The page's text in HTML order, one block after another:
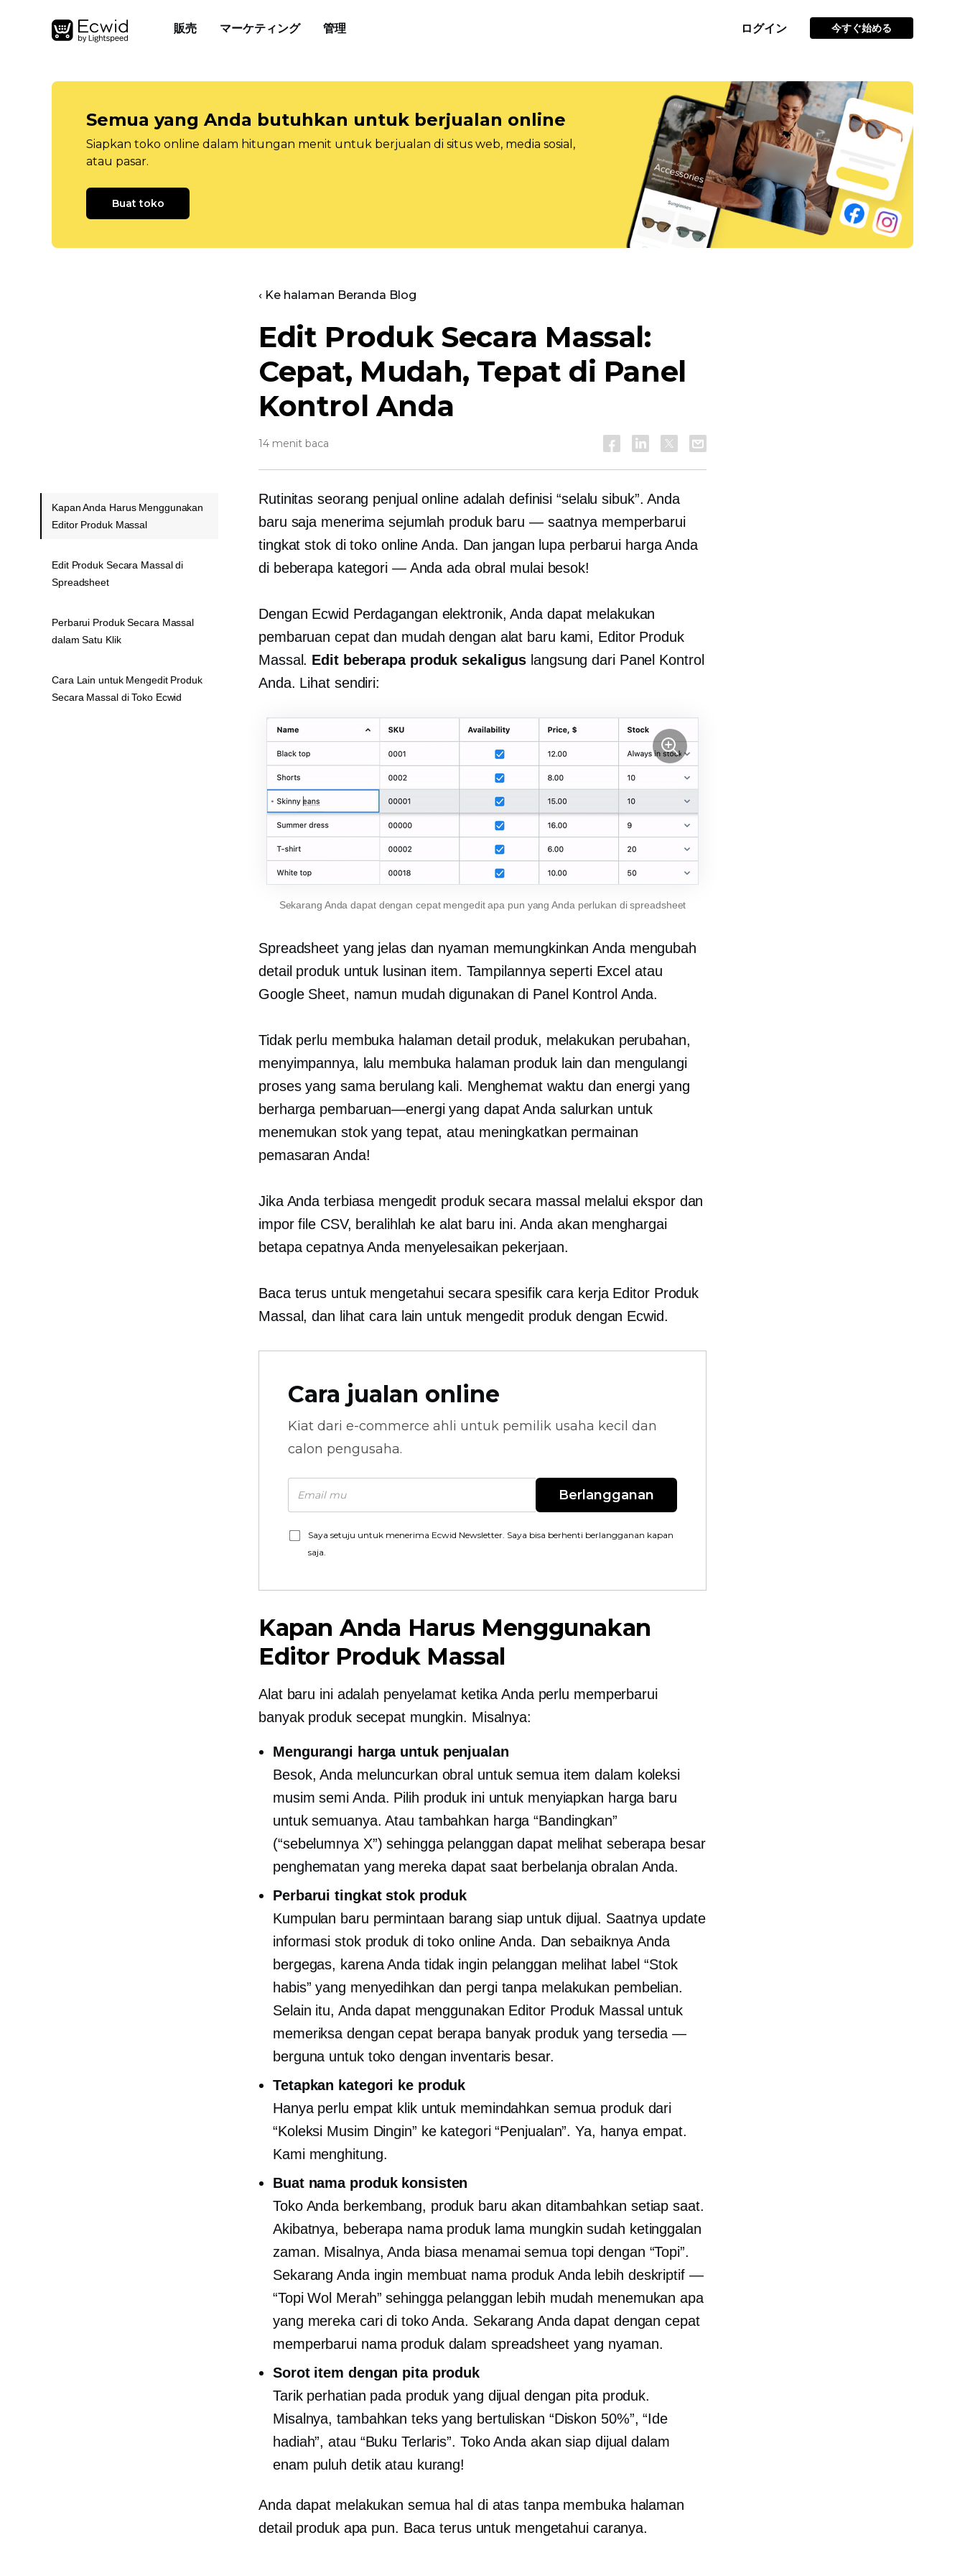
販売 マーケティング 管理 ログイン 今すぐ始める
Semua yang Anda butuhkan untuk berjualan online
Siapkan toko online dalam hitungan menit untuk berjualan di situs web, media sosial,
atau pasar.
Buat toko
‹ Ke halaman Beranda Blog
Edit Produk Secara Massal:
Cepat, Mudah, Tepat di Panel
Kontrol Anda
14 menit baca
Rutinitas seorang penjual online adalah definisi “selalu sibuk”. Anda
baru saja menerima sejumlah produk baru — saatnya memperbarui
tingkat stok di toko online Anda. Dan jangan lupa perbarui harga Anda
di beberapa kategori — Anda ada obral mulai besok!
Dengan Ecwid Perdagangan elektronik, Anda dapat melakukan
pembaruan cepat dan mudah dengan alat baru kami, Editor Produk
Massal. Edit beberapa produk sekaligus langsung dari Panel Kontrol
Anda. Lihat sendiri:
Sekarang Anda dapat dengan cepat mengedit apa pun yang Anda perlukan di spreadsheet
Spreadsheet yang jelas dan nyaman memungkinkan Anda mengubah
detail produk untuk lusinan item. Tampilannya seperti Excel atau
Google Sheet, namun mudah digunakan di Panel Kontrol Anda.
Tidak perlu membuka halaman detail produk, melakukan perubahan,
menyimpannya, lalu membuka halaman produk lain dan mengulangi
proses yang sama berulang kali. Menghemat waktu dan energi yang
berharga pembaruan—energiyang dapat Anda salurkan untuk
menemukan stok yang tepat, atau meningkatkan permainan
pemasaran Anda!
Jika Anda terbiasa mengedit produk secara massal melalui ekspor dan
impor file CSV, beralihlah ke alat baru ini. Anda akan menghargai
betapa cepatnya Anda menyelesaikan pekerjaan.
Baca terus untuk mengetahui secara spesifik cara kerja Editor Produk
Massal, dan lihat cara lain untuk mengedit produk dengan Ecwid.
Cara jualan online
Kiat dari e-commerce ahli untuk pemilik usaha kecil dan
calon pengusaha.
Berlangganan
Saya setuju untuk menerima Ecwid Newsletter. Saya bisa berhenti berlangganan kapan
saja.
Kapan Anda Harus Menggunakan
Editor Produk Massal
Alat baru ini adalah penyelamat ketika Anda perlu memperbarui
banyak produk secepat mungkin. Misalnya:
Mengurangi harga untuk penjualan
Besok, Anda meluncurkan obral untuk semua item dalam koleksi
musim semi Anda. Pilih produk ini untuk menyiapkan harga baru
untuk semuanya. Atau tambahkan harga “Bandingkan”
(“sebelumnya X”) sehingga pelanggan dapat melihat seberapa besar
penghematan yang mereka dapat saat berbelanja obralan Anda.
Perbarui tingkat stok produk
Kumpulan baru permintaan barang siap untuk dijual. Saatnya update
informasi stok produk di toko online Anda. Dan sebaiknya Anda
bergegas, karena Anda tidak ingin pelanggan melihat label “Stok
habis” yang menyedihkan dan pergi tanpa melakukan pembelian.
Selain itu, Anda dapat menggunakan Editor Produk Massal untuk
memeriksa dengan cepat berapa banyak produk yang tersedia —
berguna untuk toko dengan inventaris besar.
Tetapkan kategori ke produk
Hanya perlu empat klik untuk memindahkan semua produk dari
“Koleksi Musim Dingin” ke kategori “Penjualan”. Ya, hanya empat.
Kami menghitung.
Buat nama produk konsisten
Toko Anda berkembang, produk baru akan ditambahkan setiap saat.
Akibatnya, beberapa nama produk lama mungkin sudah ketinggalan
zaman. Misalnya, Anda biasa menamai semua topi dengan “Topi”.
Sekarang Anda ingin membuat nama produk Anda lebih deskriptif —
“Topi Wol Merah” sehingga pelanggan lebih mudah menemukan apa
yang mereka cari di toko Anda. Sekarang Anda dapat dengan cepat
memperbarui nama produk dalam spreadsheet yang nyaman.
Sorot item dengan pita produk
Tarik perhatian pada produk yang dijual dengan pita produk.
Misalnya, tambahkan teks yang bertuliskan “Diskon 50%”, “Ide
hadiah”, atau “Buku Terlaris”. Toko Anda akan siap dijual dalam
enam puluh detik atau kurang!
Anda dapat melakukan semua hal di atas tanpa membuka halaman
detail produk apa pun. Baca terus untuk mengetahui caranya.
Kapan Anda Harus Menggunakan
Editor Produk Massal
Edit Produk Secara Massal di
Spreadsheet
Perbarui Produk Secara Massal
dalam Satu Klik
Cara Lain untuk Mengedit Produk
Secara Massal di Toko Ecwid